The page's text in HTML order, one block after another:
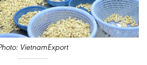
VietnamExport